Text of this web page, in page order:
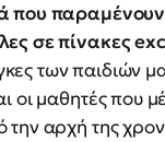
που παραμένουν
σε πίνακες
των παιδιών
οι μαθητές που
την αρχή της